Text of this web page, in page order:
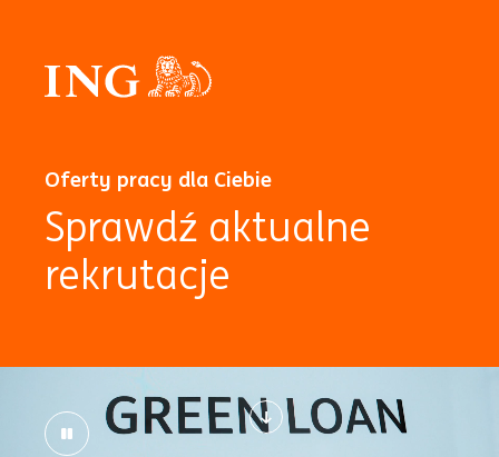
Oferty pracy dla Ciebie
Sprawdź aktualne
rekrutacje